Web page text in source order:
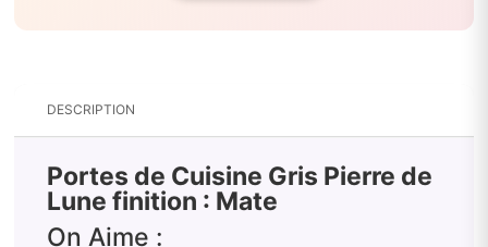
DESCRIPTION
Portes de Cuisine Gris Pierre de
Lune finition : Mate
On Aime :